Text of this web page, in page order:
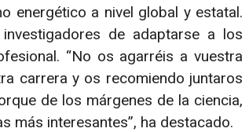
energético a nivel global y estatal.
de adaptarse a los
“No os agarréis a vuestra
carrera y os recomiendo juntaros
de los márgenes de la ciencia,
más interesantes”, ha destacado.